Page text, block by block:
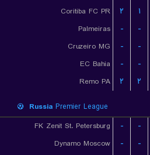
Coritiba FC PR
۲ ۱
Palmeiras
- -
Cruzeiro MG
- -
EC Bahia
- -
Remo PA
۲ ۲
Russia Premier League
FK Zenit St. Petersburg
- -
Dynamo Moscow
- -